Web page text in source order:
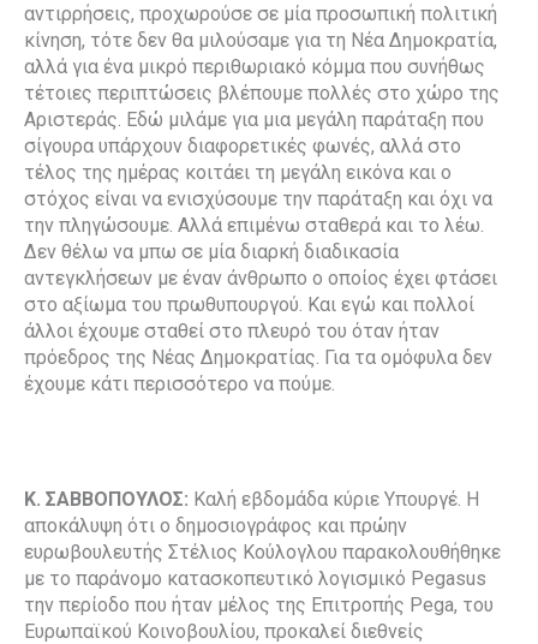
αντιρρήσεις, προχωρούσε σε μία προσωπική πολιτική
κίνηση, τότε δεν θα μιλούσαμε για τη Νέα Δημοκρατία,
αλλά για ένα μικρό περιθωριακό κόμμα που συνήθως
τέτοιες περιπτώσεις βλέπουμε πολλές στο χώρο της
Αριστεράς. Εδώ μιλάμε για μια μεγάλη παράταξη που
σίγουρα υπάρχουν διαφορετικές φωνές, αλλά στο
τέλος της ημέρας κοιτάει τη μεγάλη εικόνα και ο
στόχος είναι να ενισχύσουμε την παράταξη και όχι να
την πληγώσουμε. Αλλά επιμένω σταθερά και το λέω.
Δεν θέλω να μπω σε μία διαρκή διαδικασία
αντεγκλήσεων με έναν άνθρωπο ο οποίος έχει φτάσει
στο αξίωμα του πρωθυπουργού. Και εγώ και πολλοί
άλλοι έχουμε σταθεί στο πλευρό του όταν ήταν
πρόεδρος της Νέας Δημοκρατίας. Για τα ομόφυλα δεν
έχουμε κάτι περισσότερο να πούμε.
Κ. ΣΑΒΒΟΠΟΥΛΟΣ: Καλή εβδομάδα κύριε Υπουργέ. Η
αποκάλυψη ότι ο δημοσιογράφος και πρώην
ευρωβουλευτής Στέλιος Κούλογλου παρακολουθήθηκε
με το παράνομο κατασκοπευτικό λογισμικό Pegasus
την περίοδο που ήταν μέλος της Επιτροπής Pega, του
Ευρωπαϊκού Κοινοβουλίου, προκαλεί διεθνείς